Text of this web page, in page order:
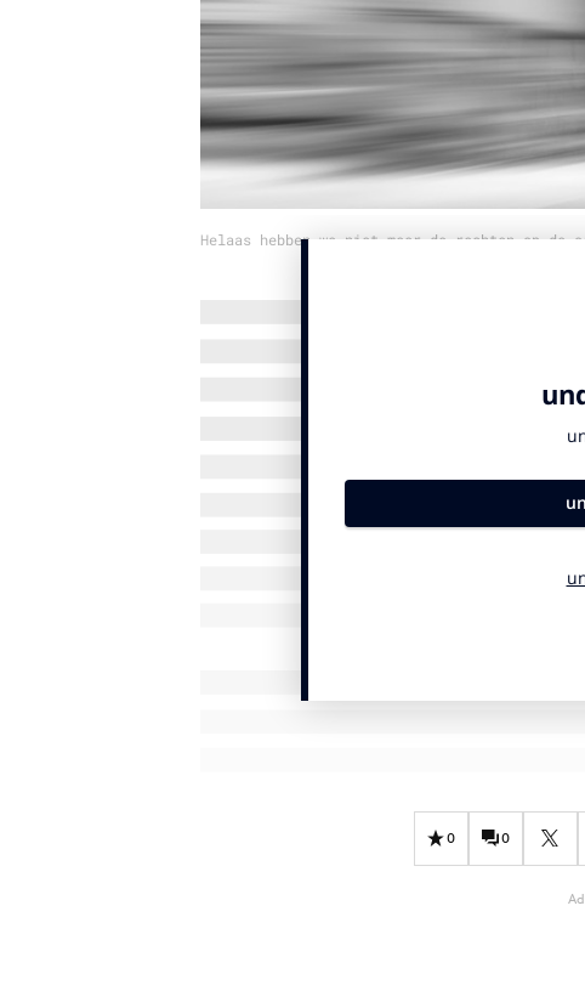
Helaas hebben we niet meer de rechten op
0 0